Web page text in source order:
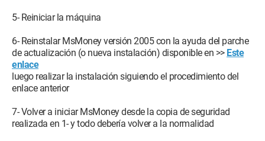
5- Reiniciar la máquina
6- Reinstalar MsMoney versión 2005 con la ayuda del parche
de actualización (o nueva instalación) disponible en >> Este
enlace
luego realizar la instalación siguiendo el procedimiento del
enlace anterior
7- Volver a iniciar MsMoney desde la copia de seguridad
realizada en 1- y todo debería volver a la normalidad